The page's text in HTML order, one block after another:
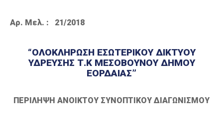
Aρ. Μελ. : 21/2018
“ΟΛΟΚΛΗΡΩΣΗ ΕΣΩΤΕΡΙΚΟΥ ΔΙΚΤΥΟΥ
ΥΔΡΕΥΣΗΣ Τ.Κ ΜΕΣΟΒΟΥΝΟΥ ΔΗΜΟΥ
ΕΟΡΔΑΙΑΣ”
ΠΕΡΙΛΗΨΗ ΑΝΟΙΚΤΟΥ ΣΥΝΟΠΤΙΚΟΥ ΔΙΑΓΩΝΙΣΜΟΥ